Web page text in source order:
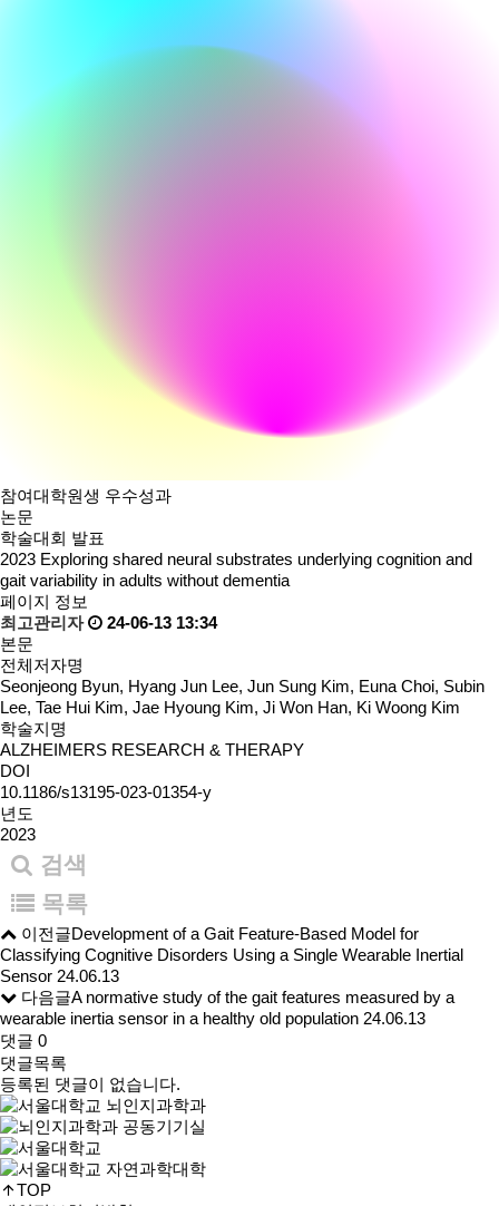
참여대학원생 우수성과
논문
학술대회 발표
2023 Exploring shared neural substrates underlying cognition and
gait variability in adults without dementia
페이지 정보
최고관리자
24-06-13 13:34
본문
전체저자명
Seonjeong Byun, Hyang Jun Lee, Jun Sung Kim, Euna Choi, Subin
Lee, Tae Hui Kim, Jae Hyoung Kim, Ji Won Han, Ki Woong Kim
학술지명
ALZHEIMERS RESEARCH & THERAPY
DOI
10.1186/s13195-023-01354-y
년도
2023
검색
목록
이전글Development of a Gait Feature-Based Model for
Classifying Cognitive Disorders Using a Single Wearable Inertial
Sensor 24.06.13
다음글A normative study of the gait features measured by a
wearable inertia sensor in a healthy old population 24.06.13
댓글 0
댓글목록
등록된 댓글이 없습니다.
TOP